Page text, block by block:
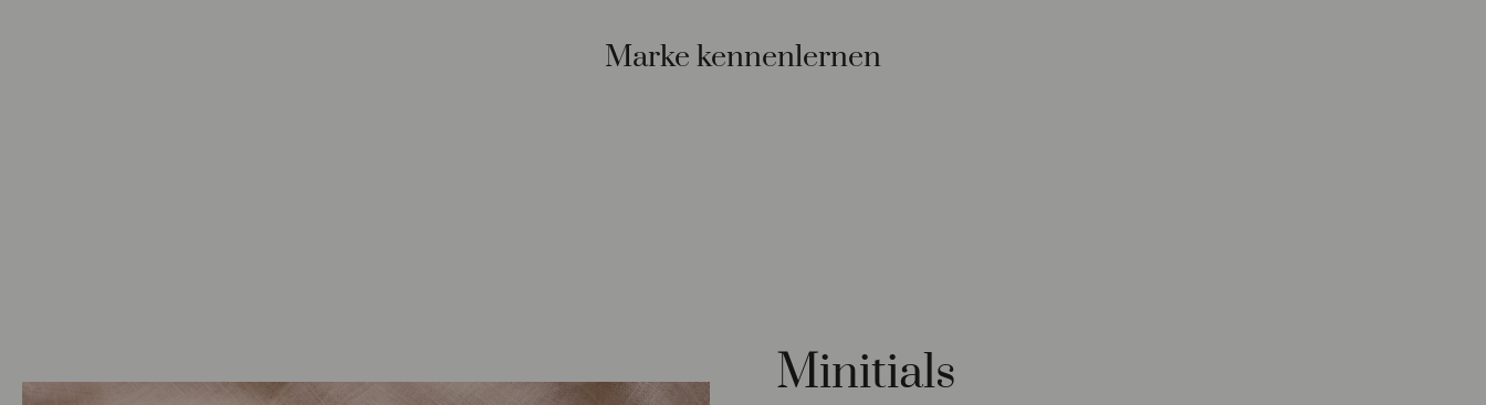
Marke kennenlernen
Minitials